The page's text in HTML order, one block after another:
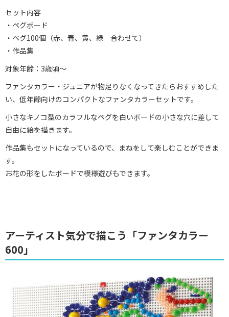
セット内容
・ペグボード
・ペグ100個（赤、青、黄、緑 合わせて）
・作品集
対象年齢：3歳頃～
ファンタカラー・ジュニアが物足りなくなってきたらおすすめした
い、低年齢向けのコンパクトなファンタカラーセットです。
小さなキノコ型のカラフルなペグを白いボードの小さな穴に差して
自由に絵を描きます。
作品集もセットになっているので、まねをして楽しむことができま
す。
お花の形をしたボードで模様遊びもできます。
アーティスト気分で描こう「ファンタカラー
600」